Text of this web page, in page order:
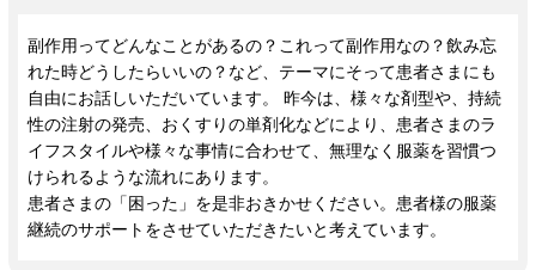
副作用ってどんなことがあるの？これって副作用なの？飲み忘
れた時どうしたらいいの？など、テーマにそって患者さまにも
自由にお話しいただいています。 昨今は、様々な剤型や、持続
性の注射の発売、おくすりの単剤化などにより、患者さまのラ
イフスタイルや様々な事情に合わせて、無理なく服薬を習慣つ
けられるような流れにあります。
患者さまの「困った」を是非おきかせください。患者様の服薬
継続のサポートをさせていただきたいと考えています。